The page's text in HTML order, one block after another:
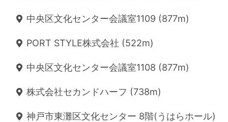
中央区文化センター会議室1109 (877m)
PORT STYLE株式会社 (522m)
中央区文化センター会議室1108 (877m)
株式会社セカンドハーフ (738m)
神戸市東灘区文化センター 8階(うはらホール)